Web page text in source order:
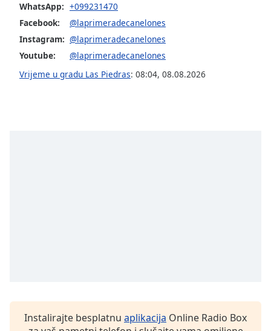
Font
Family
Reset
Done
WhatsApp: +099231470
Facebook:
@laprimeradecanelones
Instagram: @laprimeradecanelones
Youtube:
@laprimeradecanelones
Vrijeme u gradu Las Piedras: 08:04, 08.08.2026
Instalirajte besplatnu aplikacija Online Radio Box